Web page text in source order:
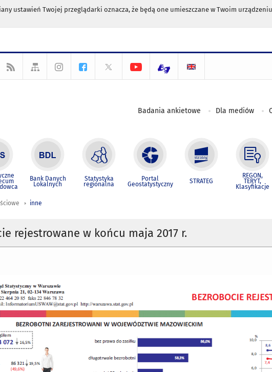
ustawień Twojej przeglądarki oznacza, że będą one umieszczane w Twoim
Badania ankietowe Dla mediów
Bank Danych
Lokalnych
Statystyka
regionalna
Portal
Geostatystyczny STRATEG
REGON,
TERYT,
Klasyfikacje
inne
rejestrowane w końcu maja 2017 r.